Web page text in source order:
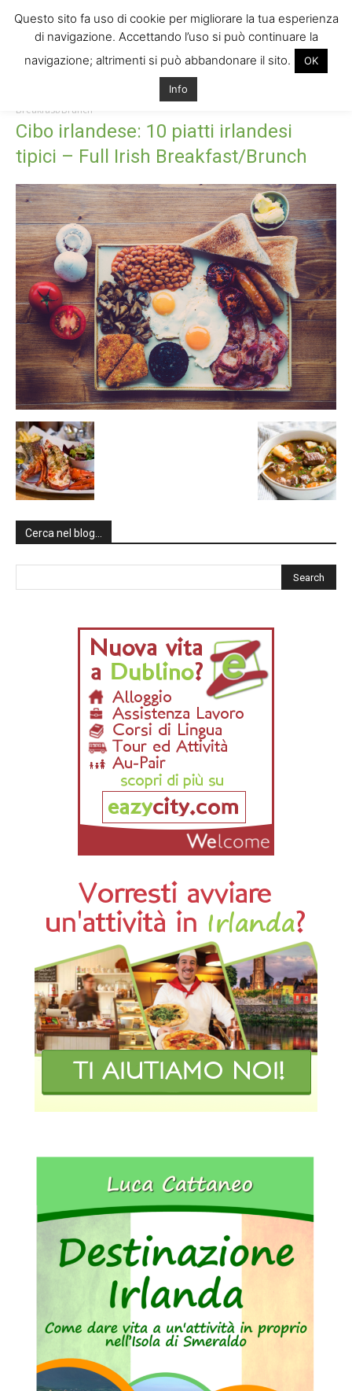
Cibo irlandese: 10 piatti irlandesi tipici – Full Irish
Cibo irlandese: 10 piatti irlandesi tipici - Full Irish
Breakfast/Brunch
Cibo irlandese: 10 piatti irlandesi
tipici – Full Irish Breakfast/Brunch
Cerca nel blog…
Questo sito fa uso di cookie per migliorare la tua esperienza
di navigazione. Accettando l’uso si può continuare la
navigazione; altrimenti si può abbandonare il sito.
OK
Info